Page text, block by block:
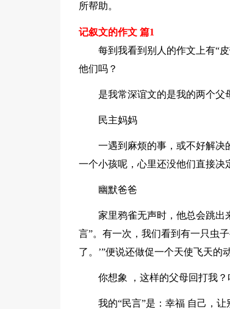
所帮助。
记叙文的作文 篇1
每到我看到别人的作文上有“
他们吗？
是我常深谊文的是我的两个父
民主妈妈
一遇到麻烦的事，或不好解决
一个小孩呢，心里还没他们直接决
幽默爸爸
家里鸦雀无声时，他总会跳出
言”。有一次，我们看到有一只虫
了。’”便说还做促一个天使飞天的
你想象 ，这样的父母回打我？
我的“民言”是：幸福 自己，